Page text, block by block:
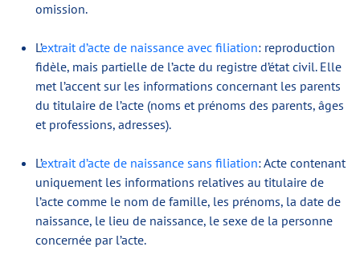
omission.
L’extrait d’acte de naissance avec filiation: reproduction
fidèle, mais partielle de l’acte du registre d’état civil. Elle
met l’accent sur les informations concernant les parents
du titulaire de l’acte (noms et prénoms des parents, âges
et professions, adresses).
L’extrait d’acte de naissance sans filiation: Acte contenant
uniquement les informations relatives au titulaire de
l’acte comme le nom de famille, les prénoms, la date de
naissance, le lieu de naissance, le sexe de la personne
concernée par l’acte.